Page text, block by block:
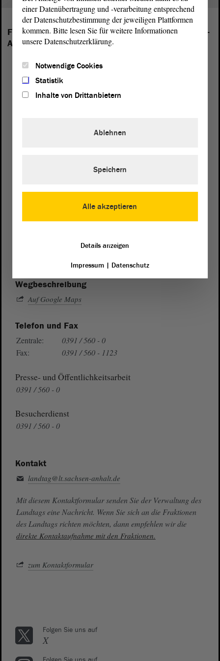
Folgende Fraktionen sind im Landtag von Sachsen-
Anhalt vertreten:
Postanschrift
Wegbeschreibung
Auf Google Maps
Telefon und Fax
Zentrale:
0391 / 560 - 0
Fax:
0391 / 560 - 1123
Presse- und Öffentlichkeitsarbeit
0391 / 560 - 0
Besucherdienst
0391 / 560 - 0
Kontakt
landtag@lt.sachsen-anhalt.de
Mit diesem Kontaktformular senden Sie der Verwaltung des
Landtags eine Nachricht. Wenn Sie sich an die Fraktionen
des Landtags richten möchten, dann empfehlen wir die
direkte Kontaktaufnahme mit den Fraktionen.
zum Kontaktformular
Folgen Sie uns auf
X
einer Datenübertragung und -verarbeitung entsprechend
der Datenschutzbestimmung der jeweiligen Plattformen
kommen. Bitte lesen Sie für weitere Informationen
unsere Datenschutzerklärung.
Notwendige Cookies
Statistik
Inhalte von Drittanbietern
Alle akzeptieren
Ablehnen
Speichern
Details anzeigen
Impressum| Datenschutz